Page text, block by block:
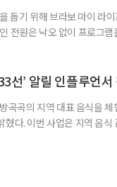
돕기 위해 브라보 마이 라
전원은 낙오 없이 프로그
등울 꼽았다. 참가자 모두 “
선’ 알릴 인플루언
곡곡의 지역 대표 음식을
혔다. 이번 사업은 지역 음